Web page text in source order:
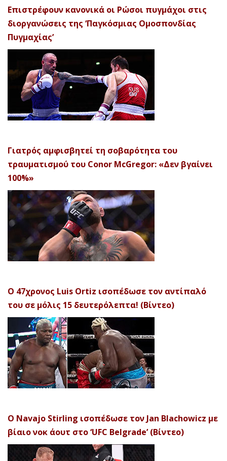
Επιστρέφουν κανονικά οι Ρώσοι πυγμάχοι στις
διοργανώσεις της ‘Παγκόσμιας Ομοσπονδίας
Πυγμαχίας’
Γιατρός αμφισβητεί τη σοβαρότητα του
τραυματισμού του Conor McGregor: «Δεν βγαίνει
100%»
Ο 47χρονος Luis Ortiz ισοπέδωσε τον αντίπαλό
του σε μόλις 15 δευτερόλεπτα! (Βίντεο)
Ο Navajo Stirling ισοπέδωσε τον Jan Blachowicz με
βίαιο νοκ άουτ στο ‘UFC Belgrade’ (Βίντεο)